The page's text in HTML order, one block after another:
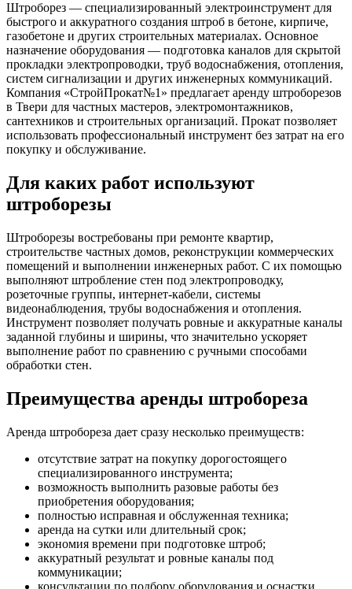
Штроборез — специализированный электроинструмент для
быстрого и аккуратного создания штроб в бетоне, кирпиче,
газобетоне и других строительных материалах. Основное
назначение оборудования — подготовка каналов для скрытой
прокладки электропроводки, труб водоснабжения, отопления,
систем сигнализации и других инженерных коммуникаций.
Компания «СтройПрокат№1» предлагает аренду штроборезов
в Твери для частных мастеров, электромонтажников,
сантехников и строительных организаций. Прокат позволяет
использовать профессиональный инструмент без затрат на его
покупку и обслуживание.
Для каких работ используют
штроборезы
Штроборезы востребованы при ремонте квартир,
строительстве частных домов, реконструкции коммерческих
помещений и выполнении инженерных работ. С их помощью
выполняют штробление стен под электропроводку,
розеточные группы, интернет-кабели, системы
видеонаблюдения, трубы водоснабжения и отопления.
Инструмент позволяет получать ровные и аккуратные каналы
заданной глубины и ширины, что значительно ускоряет
выполнение работ по сравнению с ручными способами
обработки стен.
Преимущества аренды штробореза
Аренда штробореза дает сразу несколько преимуществ:
отсутствие затрат на покупку дорогостоящего
специализированного инструмента;
возможность выполнить разовые работы без
приобретения оборудования;
полностью исправная и обслуженная техника;
аренда на сутки или длительный срок;
экономия времени при подготовке штроб;
аккуратный результат и ровные каналы под
коммуникации;
консультации по подбору оборудования и оснастки.